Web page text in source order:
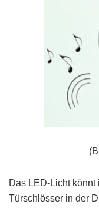
Das LED-Licht
Türschlösser in der